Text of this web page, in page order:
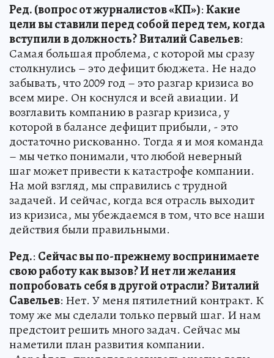
Ред. (вопрос от журналистов «КП»):Какие
цели вы ставили перед собой перед тем, когда
вступили в должность?Виталий Савельев:
Самая большая проблема, с которой мы сразу
столкнулись – это дефицит бюджета. Не надо
забывать, что 2009 год – это разгар кризиса во
всем мире. Он коснулся и всей авиации. И
возглавить компанию в разгар кризиса, у
которой в балансе дефицит прибыли, - это
достаточно рискованно. Тогда я и моя команда
– мы четко понимали, что любой неверный
шаг может привести к катастрофе компании.
На мой взгляд, мы справились с трудной
задачей. И сейчас, когда вся отрасль выходит
из кризиса, мы убеждаемся в том, что все наши
действия были правильными.
Ред.: Сейчас вы по-прежнему воспринимаете
свою работу как вызов? И нет ли желания
попробовать себя в другой отрасли?Виталий
Савельев: Нет. У меня пятилетний контракт. К
тому же мы сделали только первый шаг. И нам
предстоит решить много задач. Сейчас мы
наметили план развития компании.